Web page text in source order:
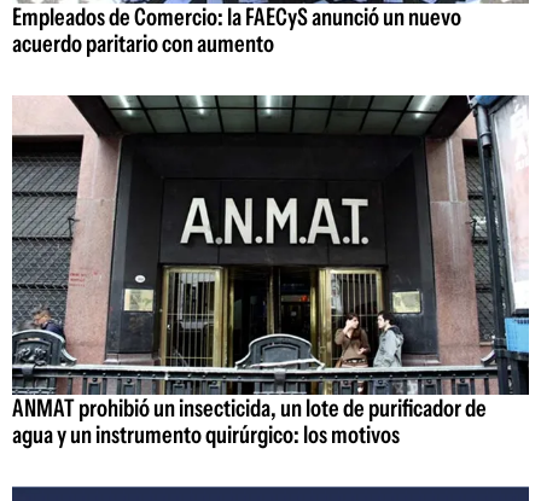
Empleados de Comercio: la FAECyS anunció un nuevo
acuerdo paritario con aumento
ANMAT prohibió un insecticida, un lote de purificador de
agua y un instrumento quirúrgico: los motivos